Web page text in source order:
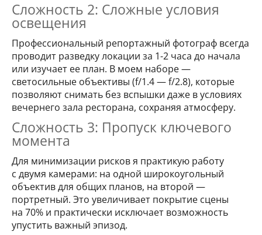
Сложность 2: Сложные условия
освещения
Профессиональный репортажный фотограф всегда
проводит разведку локации за 1-2 часа до начала
или изучает ее план. В моем наборе —
светосильные объективы (f/1.4 — f/2.8), которые
позволяют снимать без вспышки даже в условиях
вечернего зала ресторана, сохраняя атмосферу.
Сложность 3: Пропуск ключевого
момента
Для минимизации рисков я практикую работу
с двумя камерами: на одной широкоугольный
объектив для общих планов, на второй —
портретный. Это увеличивает покрытие сцены
на 70% и практически исключает возможность
упустить важный эпизод.